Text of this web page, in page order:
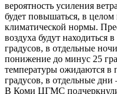
вероятность усиления
будет повышаться, в
климатической нормы.
воздуха будут находиться
градусов, в отдельные
понижение до минус 25
температуры ожидаются в
градусов, в отдельные
В Коми ЦГМС